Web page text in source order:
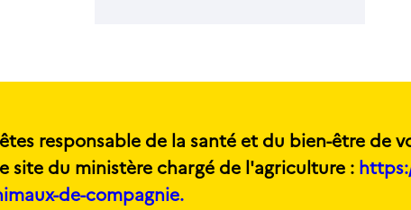
responsable de la santé et du bien-être de
site du ministère chargé de l'agriculture :
de-compagnie.